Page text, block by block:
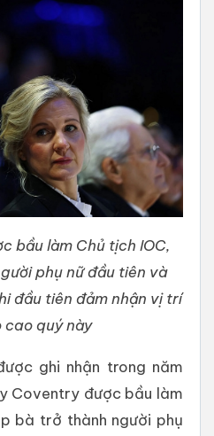
bầu làm Chủ tịch IOC,
phụ nữ đầu tiên và
đầu tiên đảm nhận vị trí
cao quý này
ghi nhận trong năm
Coventry được bầu làm
bà trở thành người phụ